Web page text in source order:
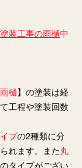
装工事の雨樋中
雨樋】の塗装は経
工程や塗装回数
プの2種類に分
れます。また丸
タイプがござい